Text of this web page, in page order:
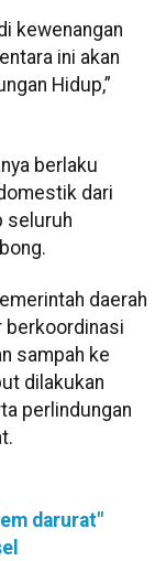
kewenangan
ini akan
Hidup,”
berlaku
dari
seluruh
daerah
berkoordinasi
sampah ke
dilakukan
perlindungan
darurat"